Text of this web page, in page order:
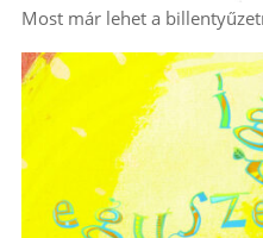
Most már lehet a